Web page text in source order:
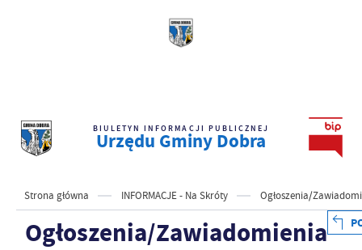
BIULETYN INFORMACJI PUBLICZNEJ
Urzędu Gminy Dobra
Strona główna INFORMACJE - Na Skróty Ogłoszenia/
Ogłoszenia/Zawiadomienia